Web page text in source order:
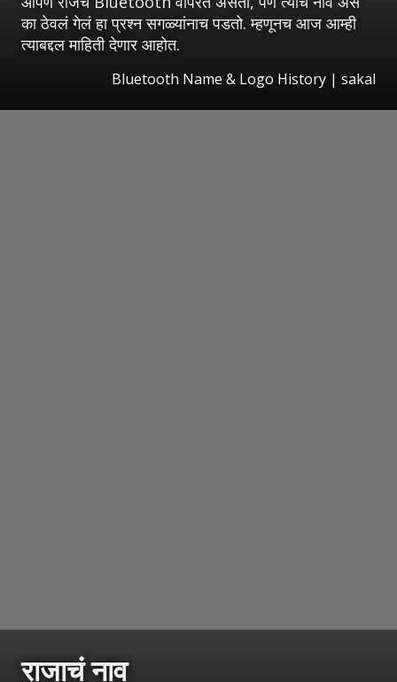
का ठेवलं गेलं हा प्रश्न सगळ्यांनाच पडतो. म्हणूनच आज आम्ही
त्याबद्दल माहिती देणार आहोत.
Bluetooth Name & Logo History | sakal
राजाचं नाव